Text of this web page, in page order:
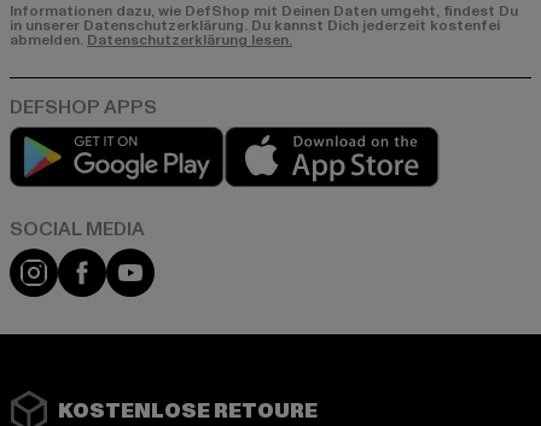
Informationen dazu, wie DefShop mit Deinen Daten umgeht, findest Du
in unserer Datenschutzerklärung. Du kannst Dich jederzeit kostenfei
abmelden. Datenschutzerklärung lesen.
Play market
Instagram
FacebookYouTube
KOSTENLOSE RETOURE